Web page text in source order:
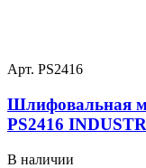
Арт. PS2416
Шлифовальная
PS2416
В наличии